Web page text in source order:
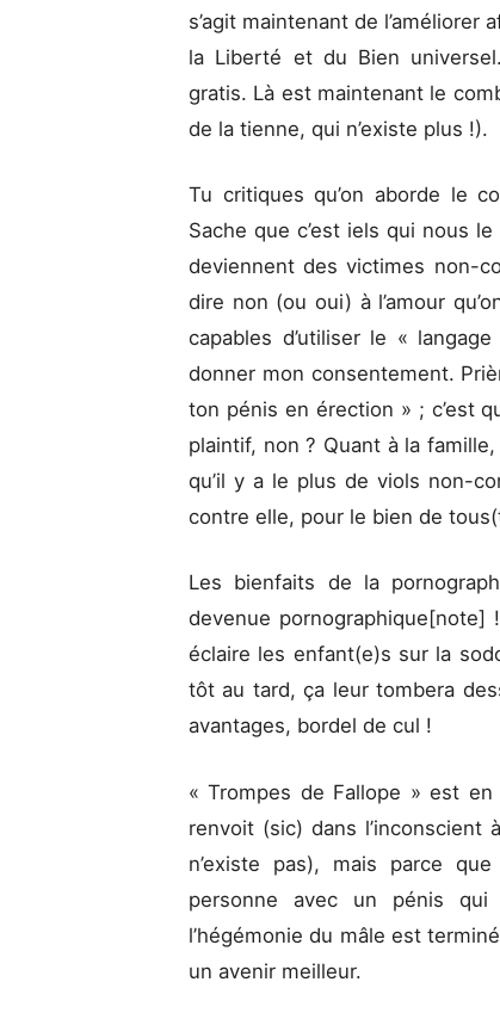
s’agit maintenant de
la Liberté et du Bien
gratis. Là est maintenant le
de la tienne, qui n’existe plus !).
Tu critiques qu’on aborde le
Sache que c’est iels qui nous
deviennent des victimes non-
dire non (ou oui) à l’amour
capables d’utiliser le «
donner mon consentement.
ton pénis en érection » ; c’est
plaintif, non ? Quant à la
qu’il y a le plus de viols non-
contre elle, pour le bien de
Les bienfaits de la
devenue pornographique[note]
éclaire les enfant(e)s sur la
tôt au tard, ça leur tombera
avantages, bordel de cul !
« Trompes de Fallope » est
renvoit (sic) dans l’inconscient
n’existe pas), mais parce
personne avec un pénis
l’hégémonie du mâle est
un avenir meilleur.